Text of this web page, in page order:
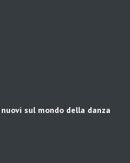
sul mondo della danza